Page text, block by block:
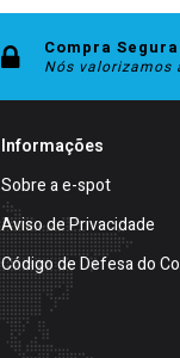
Compra
Nós valorizamos
Informações
Sobre a e-spot
Aviso de Privacidade
Código de Defesa do